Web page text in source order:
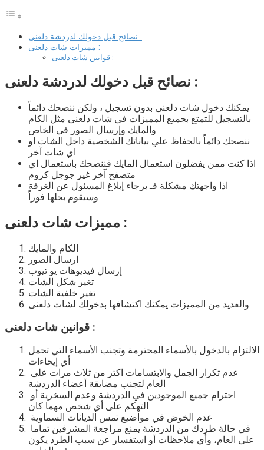
نصائح قبل دخولك لدردشة دلعنى :
مميزات شات دلعنى :
قوانين شات دلعنى :
نصائح قبل دخولك لدردشة دلعنى :
يمكنك دخول شات دلعنى بدون تسجيل ، ولكن ننصحك دائماً
بالتسجيل للتمتع بجميع المميزات في شات دلعنى مثل الكام
والمايك وإرسال الصور في الخاص
ننصحك دائماً بالحفاظ علي بياناتك الشخصية داخل الشات او
اي شات آخر
اذا كنت ممن يفضلون استعمال المايك فننصحك باستعمال اي
متصفح آخر غير جوجل كروم
اذا واجهتك مشكلة فـ برجاء إبلاغ المسئول عن الغرفة
وسيقوم بحلها فوراً
مميزات شات دلعنى :
الكام والمايك
ارسال الصور
إرسال فيديوهات يو تيوب
تغير شكل الشات
تغير خلفية الشات
والعديد من المميزات يمكنك اكتشافها بدخولك لشات دلعنى
قوانين شات دلعنى :
الالتزام بالدخول بالأسماء المحترمة وتجنب الأسماء التي تحمل
أي إيحاءات
العام لتجنب مضايقة أعضاء الدردشة
التهكم على أي شخص مهما كان
عدم الخوض في مواضيع تمس الديانات السماوية
على العام، وأي ملاحظات أو استفسار عن سبب الطرد يكون